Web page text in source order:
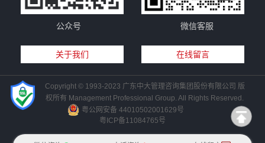
公众号 微信客服
关于我们 在线留言
Copyright © 1993-2023 广东中大管理咨询集团股份有限公司 版
权所有 Management Professional Group. All Rights Reserved.
粤公网安备 44010502001629号
粤ICP备11084765号